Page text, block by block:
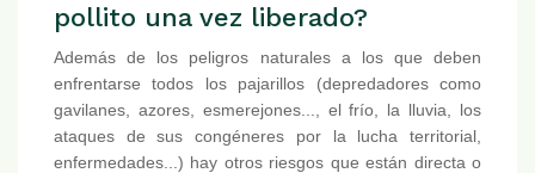
pollito una vez liberado?
Además de los peligros naturales a los que deben
enfrentarse todos los pajarillos (depredadores como
gavilanes, azores, esmerejones..., el frío, la lluvia, los
ataques de sus congéneres por la lucha territorial,
enfermedades...) hay otros riesgos que están directa o